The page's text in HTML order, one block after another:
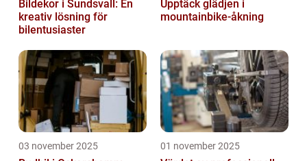
Bildekor i Sundsvall: En
kreativ lösning för
bilentusiaster
Upptäck glädjen i
mountainbike-åkning
03 november 2025 01 november 2025